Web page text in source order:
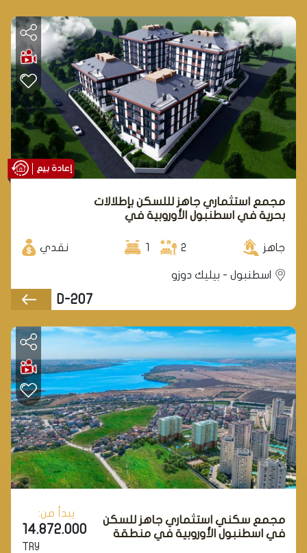
مجمع استثماري جاهز لللسكن بإطلالات
بحرية في اسطنبول الأوروبية في
جاهز 2
1 نقدي
اسطنبول - بيليك دوزو
D-207
مجمع سكني استثماري جاهز للسكن
في اسطنبول الأوروبية في منطقة
يبدأ من:
14.872.000
TRY